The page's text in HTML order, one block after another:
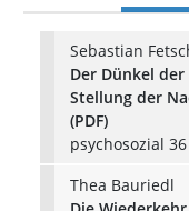
Sebastian
Der Dünkel
Stellung der
(PDF)
psychosozial
Thea Bauriedl